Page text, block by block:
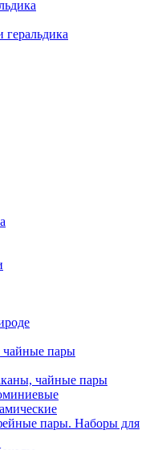
чайные пары
чайные пары
пары. Наборы для